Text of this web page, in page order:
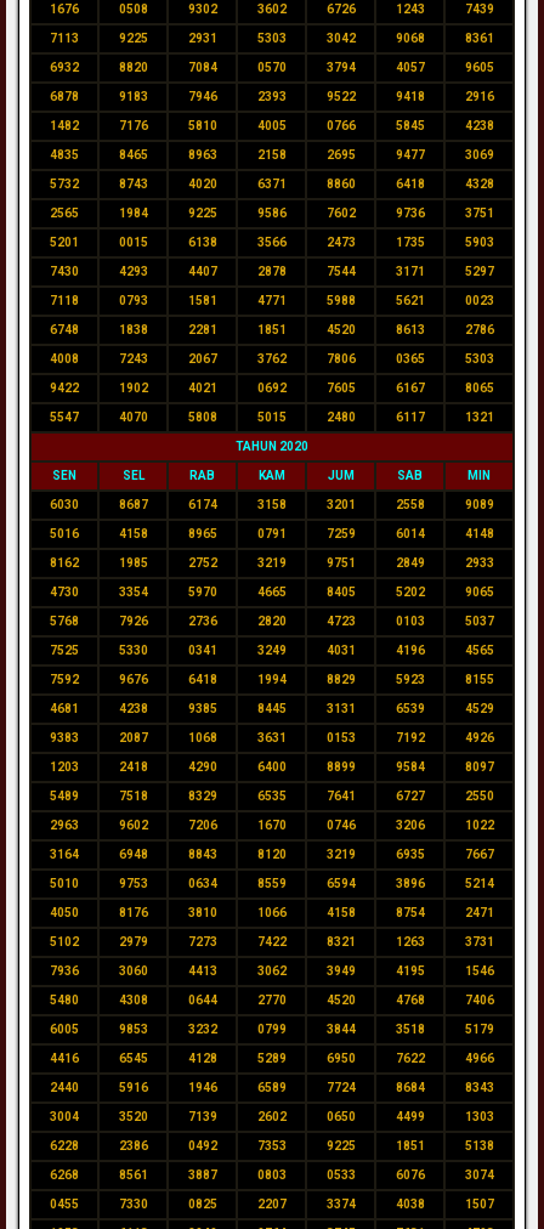
1676 0508 9302 3602 6726 1243 7439
7113 9225 2931 5303 3042 9068 8361
6932 8820 7084 0570 3794 4057 9605
6878 9183 7946 2393 9522 9418 2916
1482 7176 5810 4005 0766 5845 4238
4835 8465 8963 2158 2695 9477 3069
5732 8743 4020 6371 8860 6418 4328
2565 1984 9225 9586 7602 9736 3751
5201 0015 6138 3566 2473 1735 5903
7430 4293 4407 2878 7544 3171 5297
7118 0793 1581 4771 5988 5621 0023
6748 1838 2281 1851 4520 8613 2786
4008 7243 2067 3762 7806 0365 5303
9422 1902 4021 0692 7605 6167 8065
5547 4070 5808 5015 2480 6117 1321
TAHUN 2020
SEN SEL RAB KAM JUM SAB MIN
6030 8687 6174 3158 3201 2558 9089
5016 4158 8965 0791 7259 6014 4148
8162 1985 2752 3219 9751 2849 2933
4730 3354 5970 4665 8405 5202 9065
5768 7926 2736 2820 4723 0103 5037
7525 5330 0341 3249 4031 4196 4565
7592 9676 6418 1994 8829 5923 8155
4681 4238 9385 8445 3131 6539 4529
9383 2087 1068 3631 0153 7192 4926
1203 2418 4290 6400 8899 9584 8097
5489 7518 8329 6535 7641 6727 2550
2963 9602 7206 1670 0746 3206 1022
3164 6948 8843 8120 3219 6935 7667
5010 9753 0634 8559 6594 3896 5214
4050 8176 3810 1066 4158 8754 2471
5102 2979 7273 7422 8321 1263 3731
7936 3060 4413 3062 3949 4195 1546
5480 4308 0644 2770 4520 4768 7406
6005 9853 3232 0799 3844 3518 5179
4416 6545 4128 5289 6950 7622 4966
2440 5916 1946 6589 7724 8684 8343
3004 3520 7139 2602 0650 4499 1303
6228 2386 0492 7353 9225 1851 5138
6268 8561 3887 0803 0533 6076 3074
0455 7330 0825 2207 3374 4038 1507